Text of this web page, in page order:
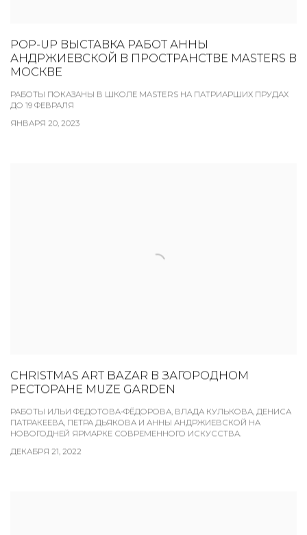
POP-UP ВЫСТАВКА РАБОТ АННЫ
АНДРЖИЕВСКОЙ В ПРОСТРАНСТВЕ MASTERS В
МОСКВЕ
РАБОТЫ ПОКАЗАНЫ В ШКОЛЕ MASTERS НА ПАТРИАРШИХ ПРУДАХ
ДО 19 ФЕВРАЛЯ
ЯНВАРЯ 20, 2023
CHRISTMAS ART BAZAR В ЗАГОРОДНОМ
РЕСТОРАНЕ MUZE GARDEN
РАБОТЫ ИЛЬИ ФЕДОТОВА-ФЁДОРОВА, ВЛАДА КУЛЬКОВА, ДЕНИСА
ПАТРАКЕЕВА, ПЕТРА ДЬЯКОВА И АННЫ АНДРЖИЕВСКОЙ НА
НОВОГОДНЕЙ ЯРМАРКЕ СОВРЕМЕННОГО ИСКУССТВА.
ДЕКАБРЯ 21, 2022